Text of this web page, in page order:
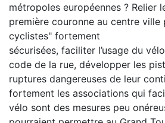
métropoles européennes ? Relier
première couronne au centre
cyclistes" fortement
sécurisées, faciliter l’usage du
code de la rue, développer les
ruptures dangereuses de leur
fortement les associations qui
vélo sont des mesures peu